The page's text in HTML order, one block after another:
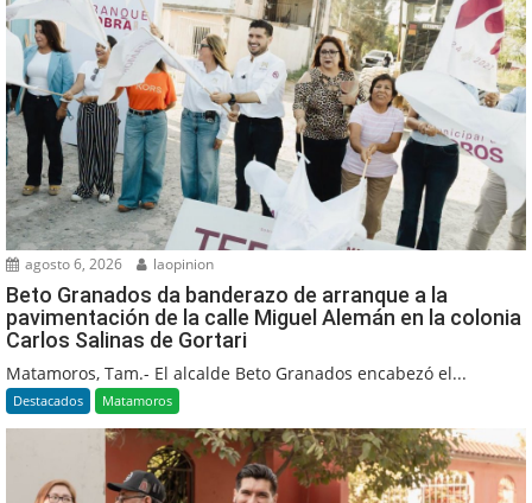
agosto 6, 2026 laopinion
Beto Granados da banderazo de arranque a la
pavimentación de la calle Miguel Alemán en la colonia
Carlos Salinas de Gortari
Matamoros, Tam.- El alcalde Beto Granados encabezó el...
Destacados Matamoros